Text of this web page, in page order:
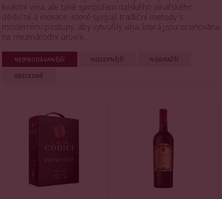
kvalitní vína, ale také symbolem italského vinařského
dědictví a inovace, které spojují tradiční metody s
moderními postupy, aby vytvořily vína, která jsou oceňována
na mezinárodní úrovni.
NEJPRODÁVANĚJŠÍ NEJLEVNĚJŠÍ NEJDRAŽŠÍ
ABECEDNĚ